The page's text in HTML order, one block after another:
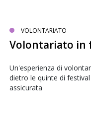
VOLONTARIATO
Volontariato in
Un'esperienza di
dietro le quinte di
assicurata